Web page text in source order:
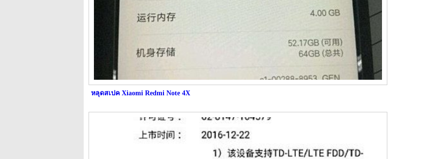
หลุดสเปค Xiaomi Redmi Note 4X